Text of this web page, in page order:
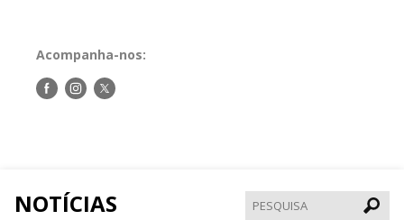
Acompanha-nos:
Siga-Siga-Siga-
NOTÍCIAS